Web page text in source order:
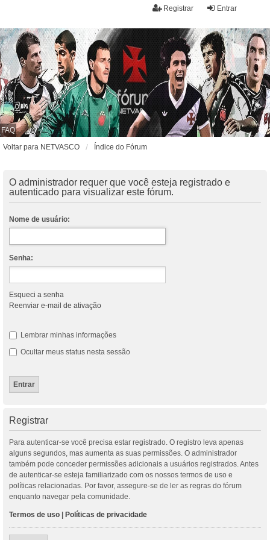
Entrar
Registrar
FAQ
Voltar para NETVASCO
Índice do Fórum
O administrador requer que você esteja registrado e
autenticado para visualizar este fórum.
Nome de usuário:
Senha:
Esqueci a senha
Reenviar e-mail de ativação
Lembrar minhas informações
Ocultar meus status nesta sessão
Registrar
Para autenticar-se você precisa estar registrado. O registro leva apenas
alguns segundos, mas aumenta as suas permissões. O administrador
também pode conceder permissões adicionais a usuários registrados. Antes
de autenticar-se esteja familiarizado com os nossos termos de uso e
políticas relacionadas. Por favor, assegure-se de ler as regras do fórum
enquanto navegar pela comunidade.
Termos de uso Políticas de privacidade